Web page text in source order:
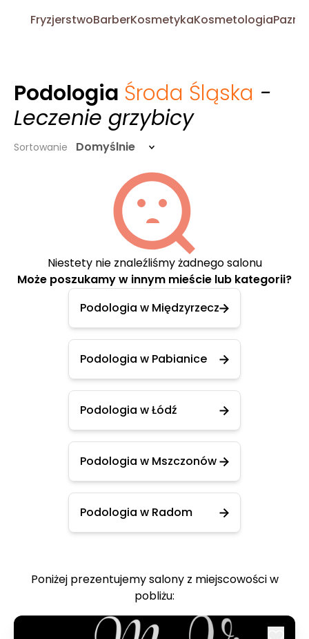
FryzjerstwoBarberKosmetykaKosmetologia
Podologia Środa Śląska -
Leczenie grzybicy
Sortowanie Domyślnie
Niestety nie znaleźliśmy żadnego salonu
Może poszukamy w innym mieście lub kategorii?
Podologia w Międzyrzecz
Podologia w Pabianice
Podologia w Łódź
Podologia w Mszczonów
Podologia w Radom
Poniżej prezentujemy salony z miejscowości w
pobliżu: